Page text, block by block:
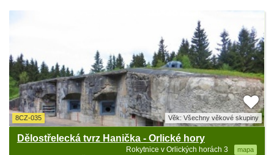
8CZ-035 Věk: Všechny věkové skupiny
Dělostřelecká tvrz Hanička - Orlické hory
Rokytnice v Orlických horách 3 mapa